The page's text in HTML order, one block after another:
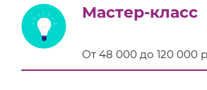
Мастер-класс
От 48 000 до 120 000